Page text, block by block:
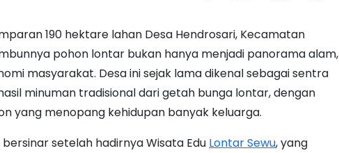
190 hektare lahan Desa Hendrosari, Kecamatan
pohon lontar bukan hanya menjadi panorama alam,
masyarakat. Desa ini sejak lama dikenal sebagai sentra
minuman tradisional dari getah bunga lontar, dengan
yang menopang kehidupan banyak keluarga.
setelah hadirnya Wisata Edu Lontar Sewu, yang